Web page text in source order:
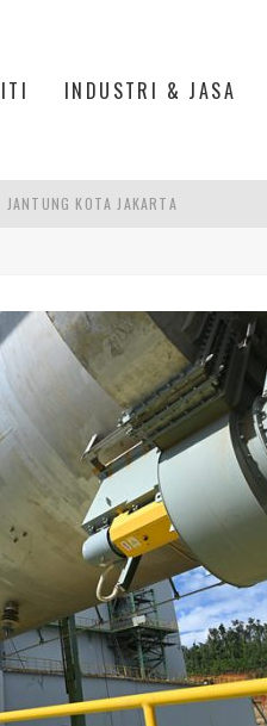
INDUSTRI & JASA
KOTA JAKARTA
BARU JAKARTA
UTARA